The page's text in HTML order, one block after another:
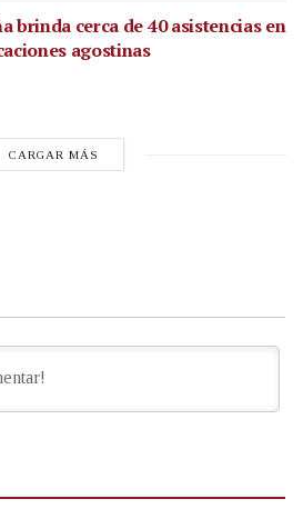
brinda cerca de 40 asistencias en
agostinas
CARGAR MÁS